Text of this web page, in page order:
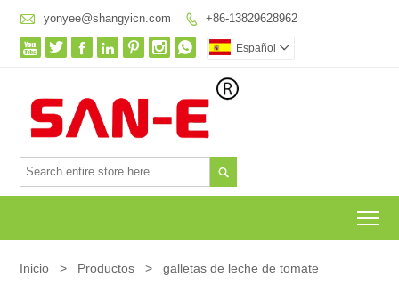
 yonyee@shangyicn.com  +86-13829628962
       Español 

Inicio > Productos > galletas de leche de tomate